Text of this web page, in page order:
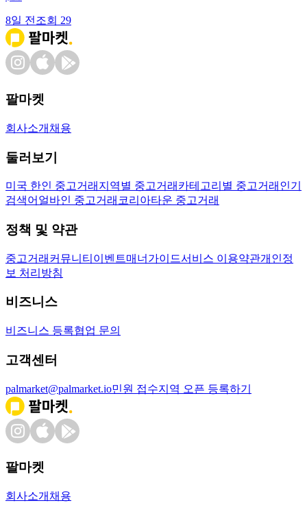
8일 전 조회 29
팔마켓
회사소개 채용
둘러보기
미국 한인 중고거래 지역별 중고거래 카테고리별 중고거래 인기
검색어 얼바인 중고거래 코리아타운 중고거래
정책 및 약관
중고거래 커뮤니티 이벤트매너가이드서비스 이용약관개인정
보 처리방침
비즈니스
비즈니스 등록협업 문의
고객센터
palmarket@palmarket.io민원 접수지역 오픈 등록하기
팔마켓
회사소개 채용